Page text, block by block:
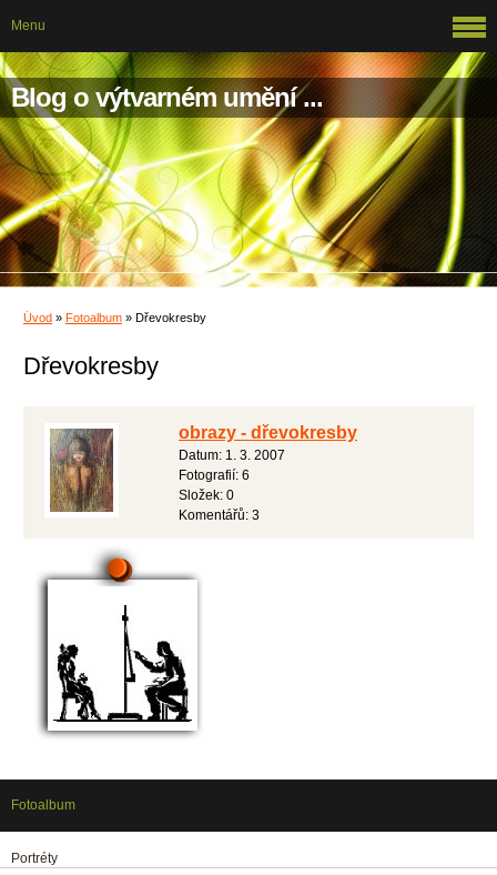
Blog o výtvarném umění ...
Úvod » Fotoalbum » Dřevokresby
Dřevokresby
obrazy - dřevokresby
Datum: 1. 3. 2007
Fotografií: 6
Složek: 0
Komentářů: 3
Menu
Fotoalbum
Portréty